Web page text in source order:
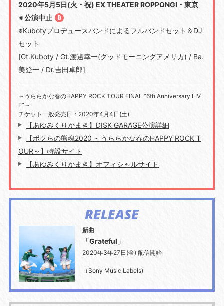
2020年5月5日(火・祝) EX THEATER ROPPONGI・東京
※公演中止
※Kubotyプロデュースバンドによるフルバンドセット＆DJ
セット
[Gt.Kuboty / Gt.渡邊幸一(グッドモーニングアメリカ) / Ba.
美登一 / Dr.吉田卓郎]
～うららかな春のHAPPY ROCK TOUR FINAL “6th Anniversary LIV
E”～
チケット一般発売日：2020年4月4日(土)
【あゆみくりかまき】DISK GARAGE公演詳細
【ボクらの熊魂2020 ～うららかな春のHAPPY ROCK T
OUR～】特設サイト
【あゆみくりかまき】オフィシャルサイト
RELEASE
新曲
「Grateful」
2020年3年27日(金) 配信開始
（Sony Music Labels)